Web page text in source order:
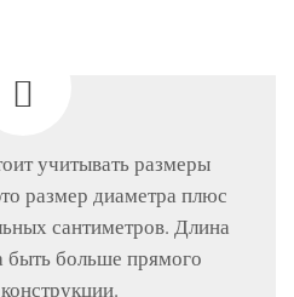
учитывать размеры
размер диаметра плюс
сантиметров. Длина
быть больше прямого